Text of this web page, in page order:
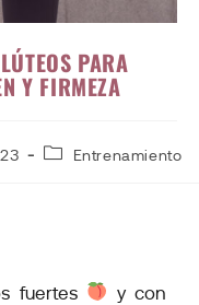
PARA
Y FIRMEZA
Entrenamiento
fuertes
y con